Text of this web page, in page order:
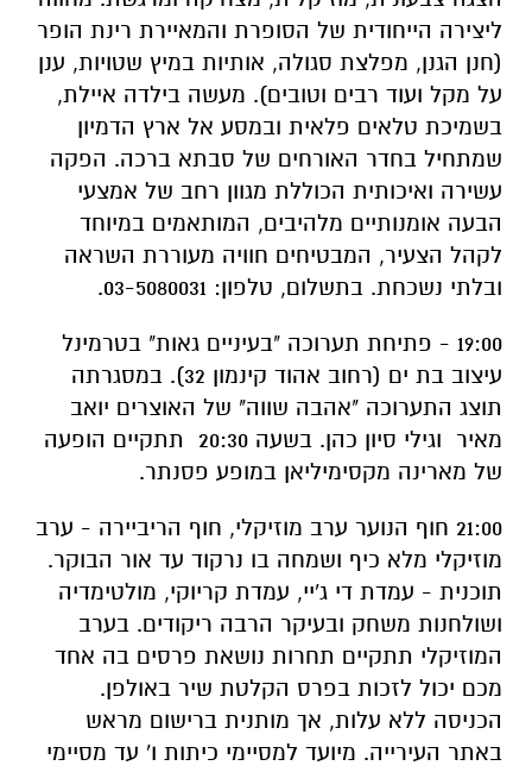
ליצירה הייחודית של הסופרת והמאיירת רינת הופר
(חנן הגנן, מפלצת סגולה, אותיות במיץ שטויות, ענן
על מקל ועוד רבים וטובים). מעשה בילדה איילת,
בשמיכת טלאים פלאית ובמסע אל ארץ הדמיון
שמתחיל בחדר האורחים של סבתא ברכה. הפקה
עשירה ואיכותית הכוללת מגוון רחב של אמצעי
הבעה אומנותיים מלהיבים, המותאמים במיוחד
לקהל הצעיר, המבטיחים חוויה מעוררת השראה
ובלתי נשכחת. בתשלום, טלפון: 03-5080031.
19:00 - פתיחת תערוכה "בעיניים גאות" בטרמינל
עיצוב בת ים (רחוב אהוד קינמון 32). במסגרתה
תוצג התערוכה "אהבה שווה" של האוצרים יואב
מאיר וגילי סיון כהן. בשעה 20:30 תתקיים הופעה
של מארינה מקסימיליאן במופע פסנתר.
21:00 חוף הנוער ערב מוזיקלי, חוף הריביירה - ערב
מוזיקלי מלא כיף ושמחה בו נרקוד עד אור הבוקר.
תוכנית - עמדת די ג'יי, עמדת קריוקי, מולטימדיה
ושולחנות משחק ובעיקר הרבה ריקודים. בערב
המוזיקלי תתקיים תחרות נושאת פרסים בה אחד
מכם יכול לזכות בפרס הקלטת שיר באולפן.
הכניסה ללא עלות, אך מותנית ברישום מראש
באתר העירייה. מיועד למסיימי כיתות ו' עד מסיימי